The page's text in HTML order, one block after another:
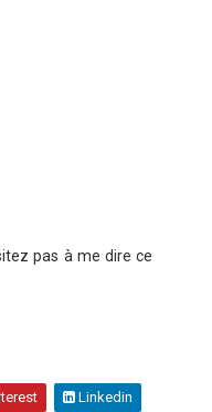
pas à me dire ce
Linkedin